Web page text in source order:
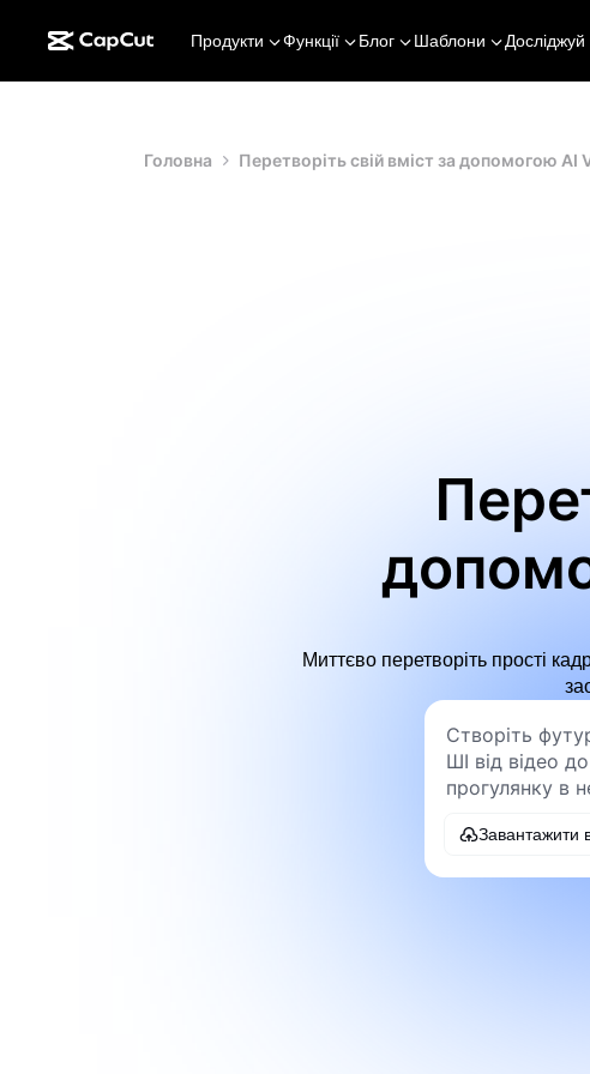
Продукти Функції Блог Шаблони Досліджуй
Головна Перетворіть свій вміст за допомогою
Миттєво перетворіть прості
Завантажити